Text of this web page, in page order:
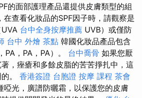
的面部護理產品還提供皮膚類型的組
在查看化妝品的SPF因子時，請觀察是
台中全身按摩推薦 UVB）或僅防
台中 外燴 茶點 韓國化妝品產品包含
PA，PA，PA）。 台中喬骨 如果您厭
，痤瘡和多餘皮脂的苦苦掙扎中，這
。 香港簽證 台胞證 按摩 課程 茶會
啞光，廣譜防曬霜，以保護您的皮膚